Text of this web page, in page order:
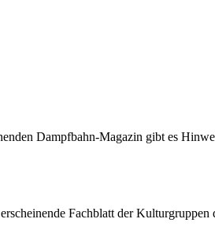
Dampfbahn-Magazin gibt es
Fachblatt der